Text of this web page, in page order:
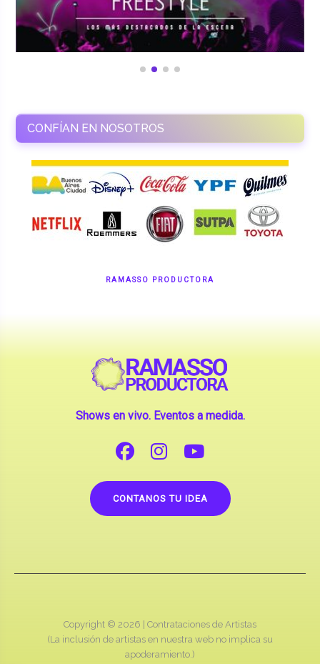
CONFÍAN EN NOSOTROS
RAMASSO PRODUCTORA
Shows en vivo. Eventos a medida.
CONTANOS TU IDEA
Copyright © 2026 | Contrataciones de Artistas
(La inclusión de artistas en nuestra web no implica su
apoderamiento.)